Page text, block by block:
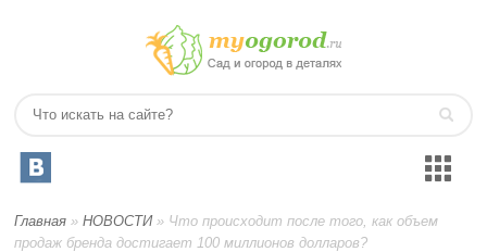
Главная »НОВОСТИ» Что происходит после того, как объем
продаж бренда достигает 100 миллионов долларов?